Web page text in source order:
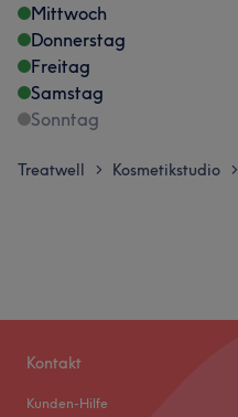
Mittwoch
Donnerstag
Freitag
Samstag
Sonntag
Treatwell > Kosmetikstudio >
Kontakt
Kunden-Hilfe